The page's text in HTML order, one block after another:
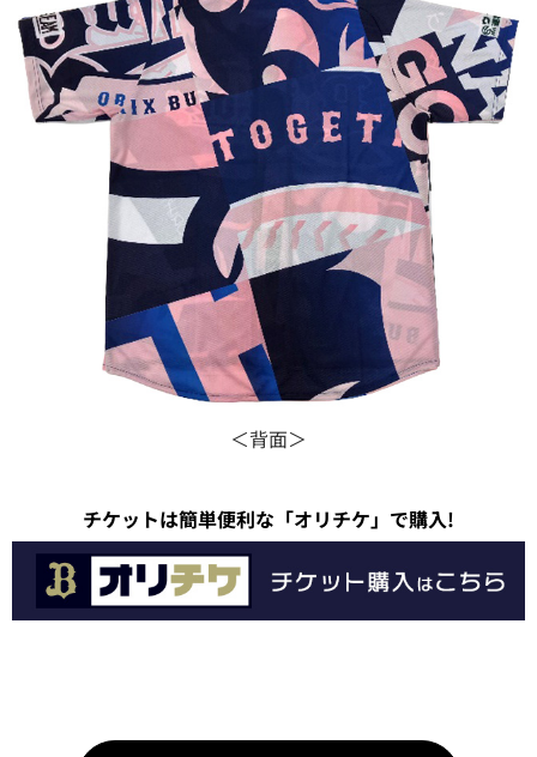
＜背面＞
チケットは簡単便利な「オリチケ」で購入!